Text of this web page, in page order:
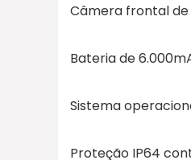
Câmera frontal de
Bateria de
Sistema
Proteção IP64